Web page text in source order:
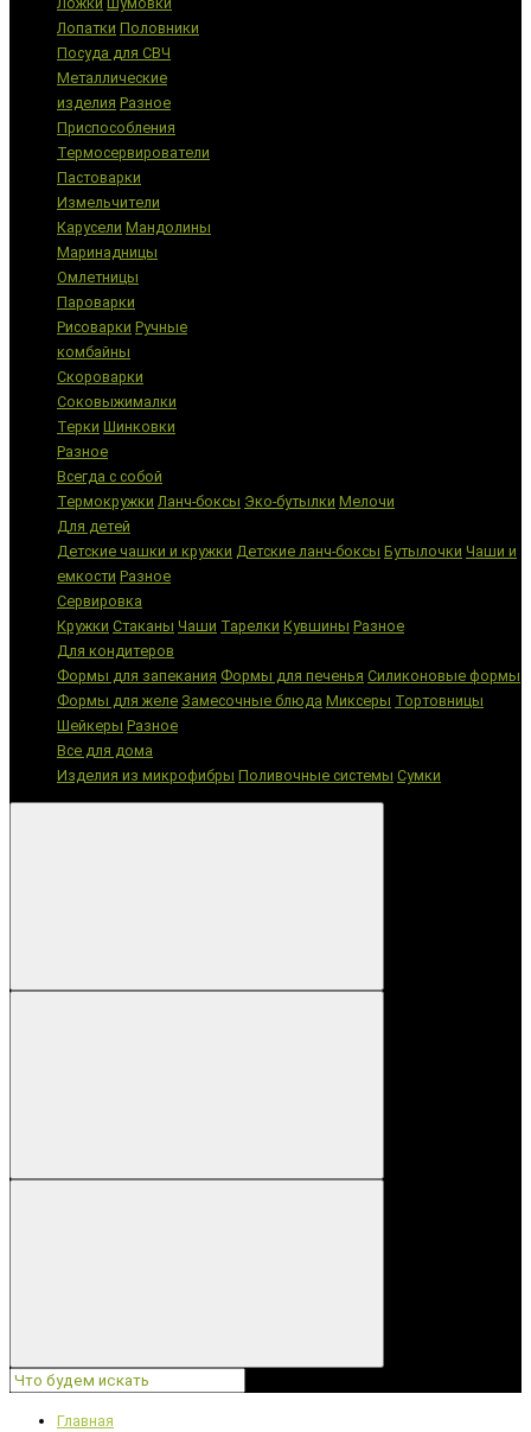
Лопатки Половники
Посуда для СВЧ
Металлические
изделия Разное
Приспособления
Термосервирователи
Пастоварки
Измельчители
Карусели Мандолины
Маринадницы
Омлетницы
Пароварки
Рисоварки Ручные
комбайны
Скороварки
Соковыжималки
Терки Шинковки
Разное
Всегда с собой
Термокружки Ланч-боксы Эко-бутылки Мелочи
Для детей
Детские чашки и кружки Детские ланч-боксы Бутылочки Чаши и
емкости Разное
Сервировка
Кружки Стаканы Чаши Тарелки Кувшины Разное
Для кондитеров
Формы для запекания Формы для печенья Силиконовые формы
Формы для желе Замесочные блюда Миксеры Тортовницы
Шейкеры Разное
Все для дома
Изделия из микрофибры Поливочные системы Сумки
Главная